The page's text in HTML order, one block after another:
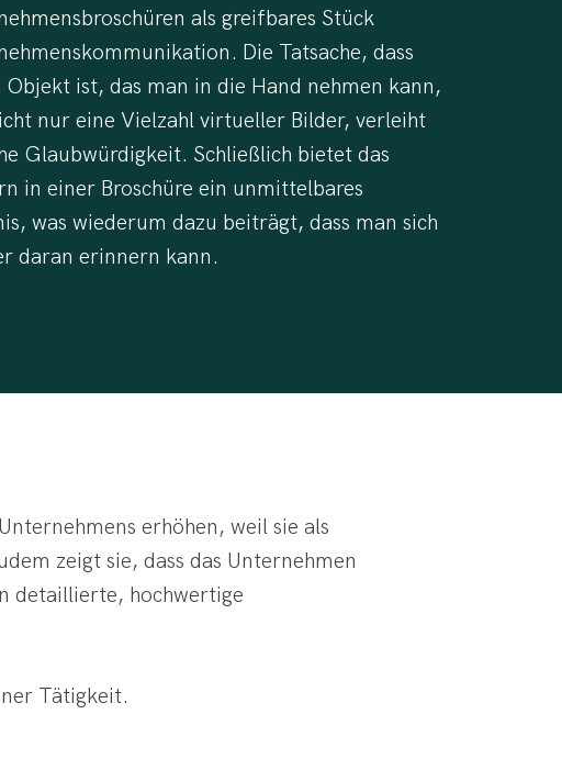
als greifbares Stück
Die Tatsache, dass
Objekt ist, das man in die Hand nehmen kann,
nur eine Vielzahl virtueller Bilder, verleiht
Glaubwürdigkeit. Schließlich bietet das
in einer Broschüre ein unmittelbares
was wiederum dazu beiträgt, dass man sich
daran erinnern kann.
erhöhen, weil sie als
zeigt sie, dass das Unternehmen
detaillierte, hochwertige
Tätigkeit.